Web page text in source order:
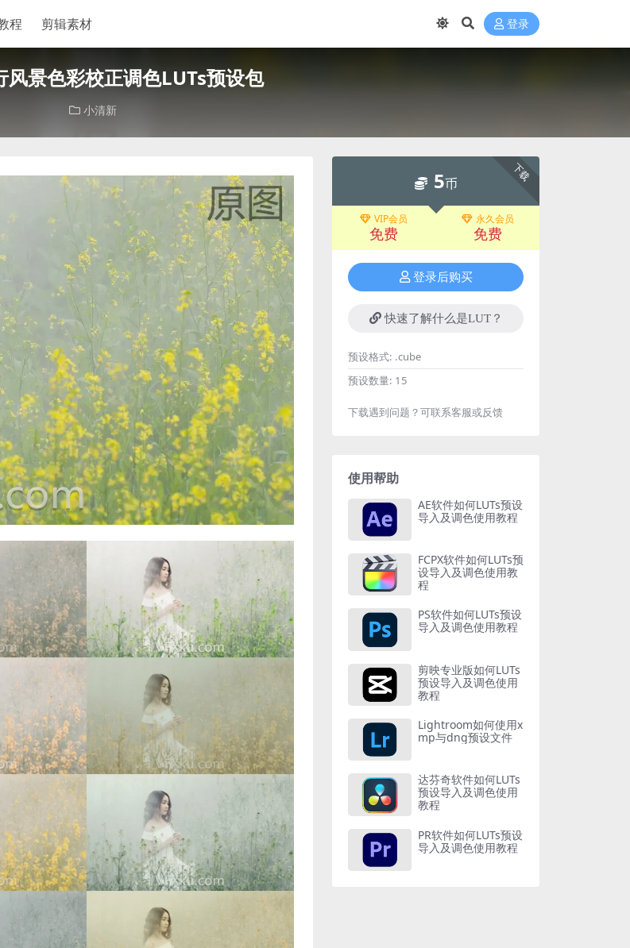
程 剪辑素材 登录
风景色彩校正调色LUTs预设包
小清新
下载
5币
VIP会员
免费
永久会员
免费
登录后购买
快速了解什么是LUT？
预设格式: .cube
预设数量: 15
下载遇到问题？可联系客服或反馈
使用帮助
AE软件如何LUTs预设
导入及调色使用教程
FCPX软件如何LUTs预
设导入及调色使用教
程
PS软件如何LUTs预设
导入及调色使用教程
剪映专业版如何LUTs
预设导入及调色使用
教程
Lightroom如何使用x
mp与dng预设文件
达芬奇软件如何LUTs
预设导入及调色使用
教程
PR软件如何LUTs预设
导入及调色使用教程